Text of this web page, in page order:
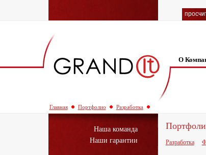
О
Главная Портфолио Разработка
Наша команда
Наши гарантии
Разработка